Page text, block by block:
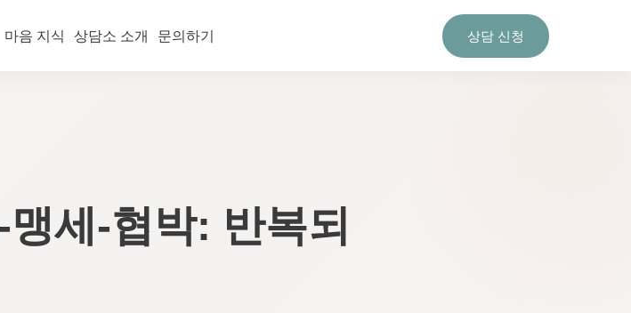
마음 지식 상담소 소개 문의하기 상담 신청
세-협박: 반복되